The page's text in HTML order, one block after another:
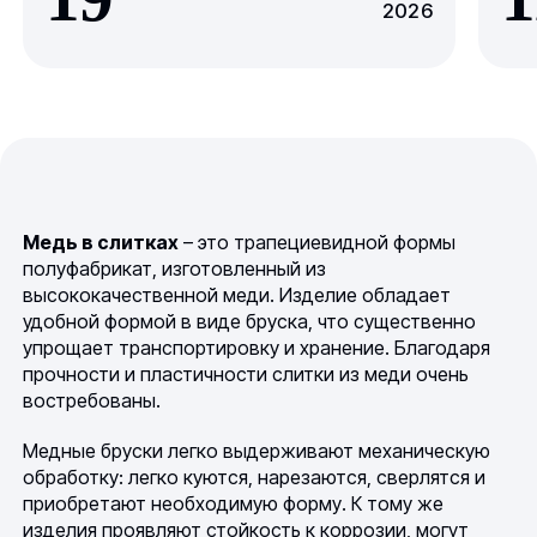
2026
Медь в слитках – это трапециевидной формы
полуфабрикат, изготовленный из
высококачественной меди. Изделие обладает
удобной формой в виде бруска, что существенно
упрощает транспортировку и хранение. Благодаря
прочности и пластичности слитки из меди очень
востребованы.
Медные бруски легко выдерживают механическую
обработку: легко куются, нарезаются, сверлятся и
приобретают необходимую форму. К тому же
изделия проявляют стойкость к коррозии, могут